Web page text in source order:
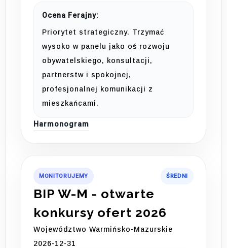
Ocena Ferajny:
Priorytet strategiczny. Trzymać
wysoko w panelu jako oś rozwoju
obywatelskiego, konsultacji,
partnerstw i spokojnej,
profesjonalnej komunikacji z
mieszkańcami.
Harmonogram
MONITORUJEMY ŚREDNI
BIP W-M - otwarte
konkursy ofert 2026
Województwo Warmińsko-Mazurskie
2026-12-31